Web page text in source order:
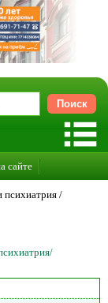
сайте
психиатрия /